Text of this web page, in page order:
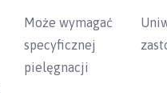
Może wymagać
specyficznej
pielęgnacji